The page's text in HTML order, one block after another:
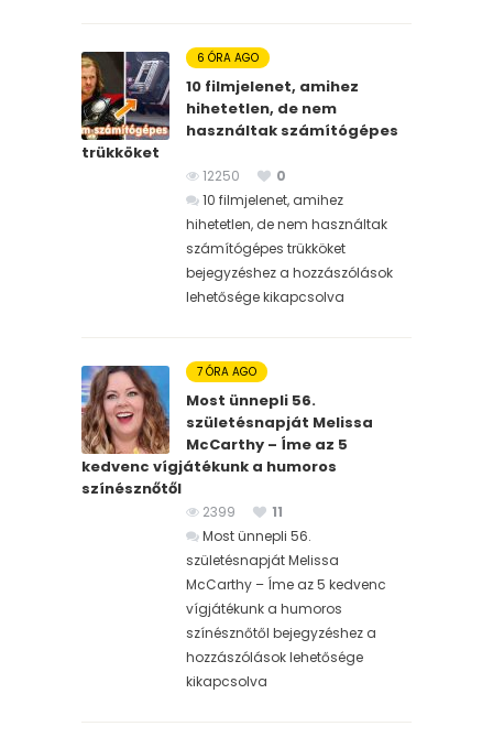
6 ÓRA AGO
10 filmjelenet, amihez
hihetetlen, de nem
használtak számítógépes
trükköket
12250
0
10 filmjelenet, amihez
hihetetlen, de nem használtak
számítógépes trükköket
bejegyzéshez a hozzászólások
lehetősége kikapcsolva
7 ÓRA AGO
Most ünnepli 56.
születésnapját Melissa
McCarthy – Íme az 5
kedvenc vígjátékunk a humoros
színésznőtől
2399
11
Most ünnepli 56.
születésnapját Melissa
McCarthy – Íme az 5 kedvenc
vígjátékunk a humoros
színésznőtől bejegyzéshez a
hozzászólások lehetősége
kikapcsolva